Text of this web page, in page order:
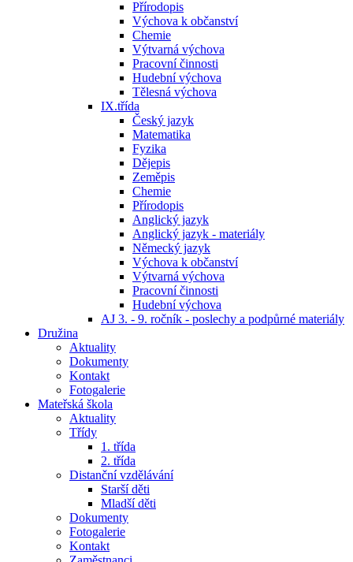
Přírodopis
Výchova k občanství
Chemie
Výtvarná výchova
Pracovní činnosti
Hudební výchova
Tělesná výchova
IX.třída
Český jazyk
Matematika
Fyzika
Dějepis
Zeměpis
Chemie
Přírodopis
Anglický jazyk
Anglický jazyk - materiály
Německý jazyk
Výchova k občanství
Výtvarná výchova
Pracovní činnosti
Hudební výchova
AJ 3. - 9. ročník - poslechy a podpůrné materiály
Družina
Aktuality
Dokumenty
Kontakt
Fotogalerie
Mateřská škola
Aktuality
Třídy
1. třída
2. třída
Distanční vzdělávání
Starší děti
Mladší děti
Dokumenty
Fotogalerie
Kontakt